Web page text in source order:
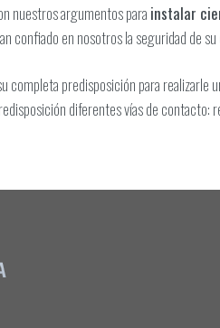
nuestros argumentos para instalar
confiado en nosotros la seguridad de
completa predisposición para
diferentes vías de